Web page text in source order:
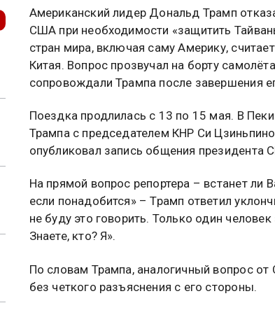
Американский лидер Дональд Трамп
США при необходимости «защитить
стран мира, включая саму Америку,
Китая. Вопрос прозвучал на борту
сопровождали Трампа после завершения
Поездка продлилась с 13 по 15 мая. В
Трампа с председателем КНР Си
опубликовал запись общения президента
На прямой вопрос репортера – встанет ли
если понадобится» – Трамп ответил
не буду это говорить. Только один
Знаете, кто? Я».
По словам Трампа, аналогичный вопрос от
без четкого разъяснения с его стороны.